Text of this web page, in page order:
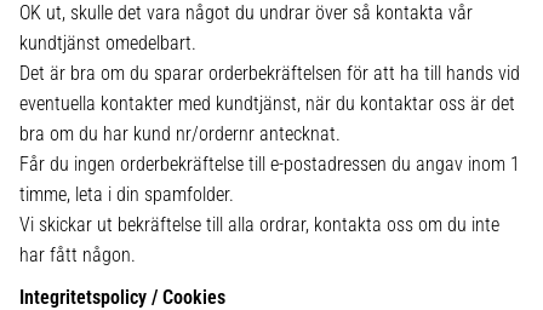
OK ut, skulle det vara något du undrar över så kontakta vår
kundtjänst omedelbart.
Det är bra om du sparar orderbekräftelsen för att ha till hands vid
eventuella kontakter med kundtjänst, när du kontaktar oss är det
bra om du har kund nr/ordernr antecknat.
Får du ingen orderbekräftelse till e-postadressen du angav inom 1
timme, leta i din spamfolder.
Vi skickar ut bekräftelse till alla ordrar, kontakta oss om du inte
har fått någon.
Integritetspolicy / Cookies